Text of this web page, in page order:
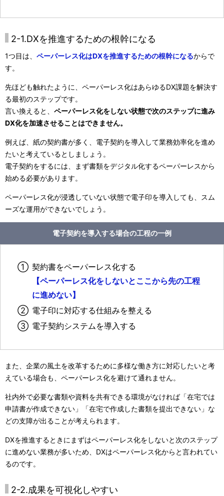
2-1.DXを推進するための根幹になる
1つ目は、 ペーパーレス化はDXを推進するための根幹になるからで
す。
先ほども触れたように、ペーパーレス化はあらゆるDX課題を解決す
る最初のステップです。
言い換えると、 ペーパーレス化をしない状態で次のステップに進み
DX化を加速させることはできません。
例えば、紙の契約書が多く、電子契約を導入して業務効率化を進め
たいと考えているとしましょう。
電子契約をするには、まず書類をデジタル化するペーパーレスから
始める必要があります。
ペーパーレス化が浸透していない状態で電子印を導入しても、スム
ーズな運用ができないでしょう。
電子契約を導入する場合の工程の一例
① 契約書をペーパーレス化する
【ペーパーレス化をしないとここから先の工程
に進めない】
② 電子印に対応する仕組みを整える
③ 電子契約システムを導入する
また、企業の風土を改革するために多様な働き方に対応したいと考
えている場合も、ペーパーレス化を避けて通れません。
社内外で必要な書類や資料を共有できる環境がなければ「在宅では
申請書が作成できない」「在宅で作成した書類を提出できない」な
どの支障が出ることが考えられます。
DXを推進するときにまずはペーパーレス化をしないと次のステップ
に進めない業務が多いため、DXはペーパーレス化からと言われてい
るのです。
2-2.成果を可視化しやすい